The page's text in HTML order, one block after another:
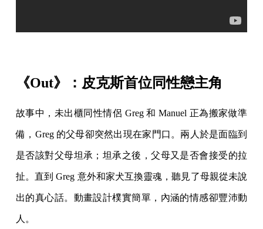
《Out》：皮克斯首位同性戀主角
故事中，未出櫃同性情侶 Greg 和 Manuel 正為搬家做準
備，Greg 的父母卻突然出現在家門口。兩人於是面臨到
是否該對父母坦承；坦承之後，父母又是否會接受的拉
扯。直到 Greg 意外和家犬互換靈魂，聽見了母親從未說
出的真心話。動畫設計樸實簡單，內涵的情感卻豐沛動
人。